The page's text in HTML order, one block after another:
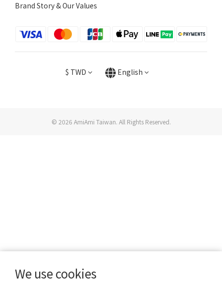
We use cookies
Brand Story & Our Values
$ TWD English
© 2026 AmiAmi Taiwan. All Rights Reserved.